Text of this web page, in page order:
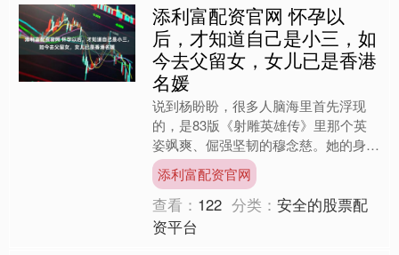
添利富配资官网 怀孕以
后，才知道自己是小三，如
今去父留女，女儿已是香港
名媛
说到杨盼盼，很多人脑海里首先浮现
的，是83版《射雕英雄传》里那个英
姿飒爽、倔强坚韧的穆念慈。她的身手
矫健，眼神中带着凌厉的气势，成了香
港黄金时代中最为出色的武打....
添利富配资官网
查看： 122 分类：安全的股票配
资平台